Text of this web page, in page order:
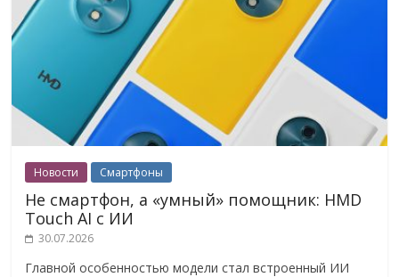
Новости Смартфоны
Не смартфон, а «умный» помощник: HMD
Touch AI с ИИ
30.07.2026
Главной особенностью модели стал встроенный ИИ